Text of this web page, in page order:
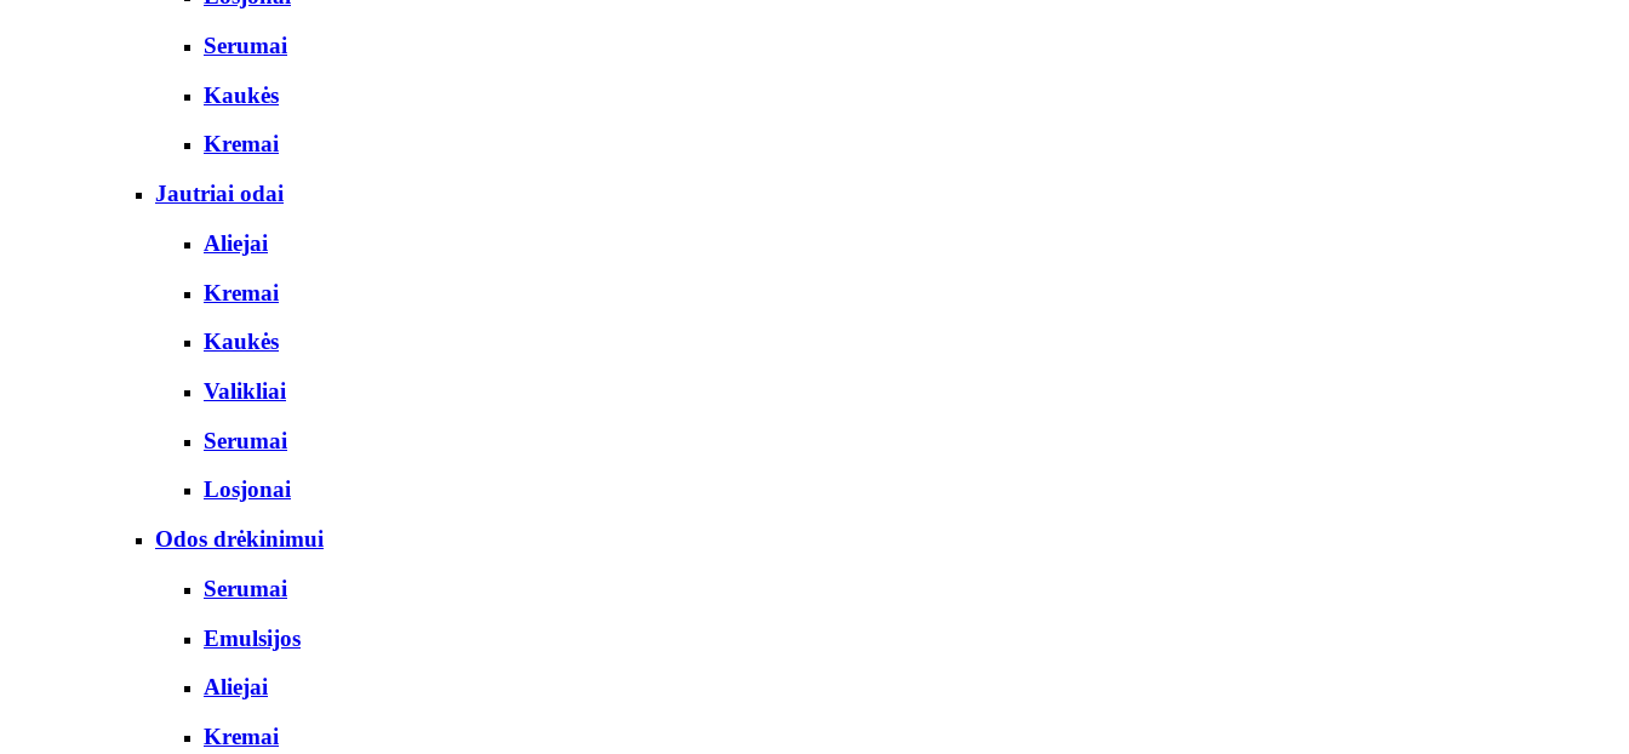
Serumai
Kaukės
Kremai
Jautriai odai
Aliejai
Kremai
Kaukės
Valikliai
Serumai
Losjonai
Odos drėkinimui
Serumai
Emulsijos
Aliejai
Kremai